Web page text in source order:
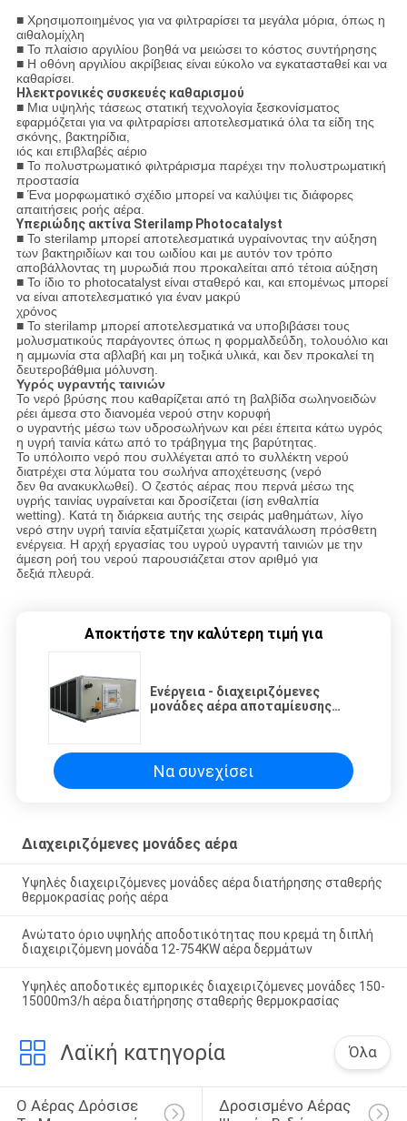
■ Χρησιμοποιημένος για να φιλτραρίσει τα μεγάλα μόρια, όπως η
αιθαλομίχλη
■ Το πλαίσιο αργιλίου βοηθά να μειώσει το κόστος συντήρησης
■ Η οθόνη αργιλίου ακρίβειας είναι εύκολο να εγκατασταθεί και να
καθαρίσει.
Ηλεκτρονικές συσκευές καθαρισμού
■ Μια υψηλής τάσεως στατική τεχνολογία ξεσκονίσματος
εφαρμόζεται για να φιλτραρίσει αποτελεσματικά όλα τα είδη της
σκόνης, βακτηρίδια,
ιός και επιβλαβές αέριο
■ Το πολυστρωματικό φιλτράρισμα παρέχει την πολυστρωματική
προστασία
■ Ένα μορφωματικό σχέδιο μπορεί να καλύψει τις διάφορες
απαιτήσεις ροής αέρα.
Υπεριώδης ακτίνα Sterilamp Photocatalyst
■ Το sterilamp μπορεί αποτελεσματικά υγραίνοντας την αύξηση
των βακτηριδίων και του ωιδίου και με αυτόν τον τρόπο
αποβάλλοντας τη μυρωδιά που προκαλείται από τέτοια αύξηση
■ Το ίδιο το photocatalyst είναι σταθερό και, και επομένως μπορεί
να είναι αποτελεσματικό για έναν μακρύ
χρόνος
■ Το sterilamp μπορεί αποτελεσματικά να υποβιβάσει τους
μολυσματικούς παράγοντες όπως η φορμαλδεΰδη, τολουόλιο και
η αμμωνία στα αβλαβή και μη τοξικά υλικά, και δεν προκαλεί τη
δευτεροβάθμια μόλυνση.
Υγρός υγραντής ταινιών
Το νερό βρύσης που καθαρίζεται από τη βαλβίδα σωληνοειδών
ρέει άμεσα στο διανομέα νερού στην κορυφή
ο υγραντής μέσω των υδροσωλήνων και ρέει έπειτα κάτω υγρός
η υγρή ταινία κάτω από το τράβηγμα της βαρύτητας.
Το υπόλοιπο νερό που συλλέγεται από το συλλέκτη νερού
διατρέχει στα λύματα του σωλήνα αποχέτευσης (νερό
δεν θα ανακυκλωθεί). Ο ζεστός αέρας που περνά μέσω της
υγρής ταινίας υγραίνεται και δροσίζεται (ίση ενθαλπία
wetting). Κατά τη διάρκεια αυτής της σειράς μαθημάτων, λίγο
νερό στην υγρή ταινία εξατμίζεται χωρίς κατανάλωση πρόσθετη
ενέργεια. Η αρχή εργασίας του υγρού υγραντή ταινιών με την
άμεση ροή του νερού παρουσιάζεται στον αριθμό για
δεξιά πλευρά.
Αποκτήστε την καλύτερη τιμή για
Ενέργεια - διαχειριζόμενες
μονάδες αέρα αποταμίευσης
Να συνεχίσει
Διαχειριζόμενες μονάδες αέρα
Υψηλές διαχειριζόμενες μονάδες αέρα διατήρησης σταθερής
θερμοκρασίας ροής αέρα
Ανώτατο όριο υψηλής αποδοτικότητας που κρεμά τη διπλή
διαχειριζόμενη μονάδα 12-754KW αέρα δερμάτων
Υψηλές αποδοτικές εμπορικές διαχειριζόμενες μονάδες 150-
15000m3/h αέρα διατήρησης σταθερής θερμοκρασίας
Λαϊκή κατηγορία Όλα
Ο Αέρας Δρόσισε
Δροσισμένο Αέρας